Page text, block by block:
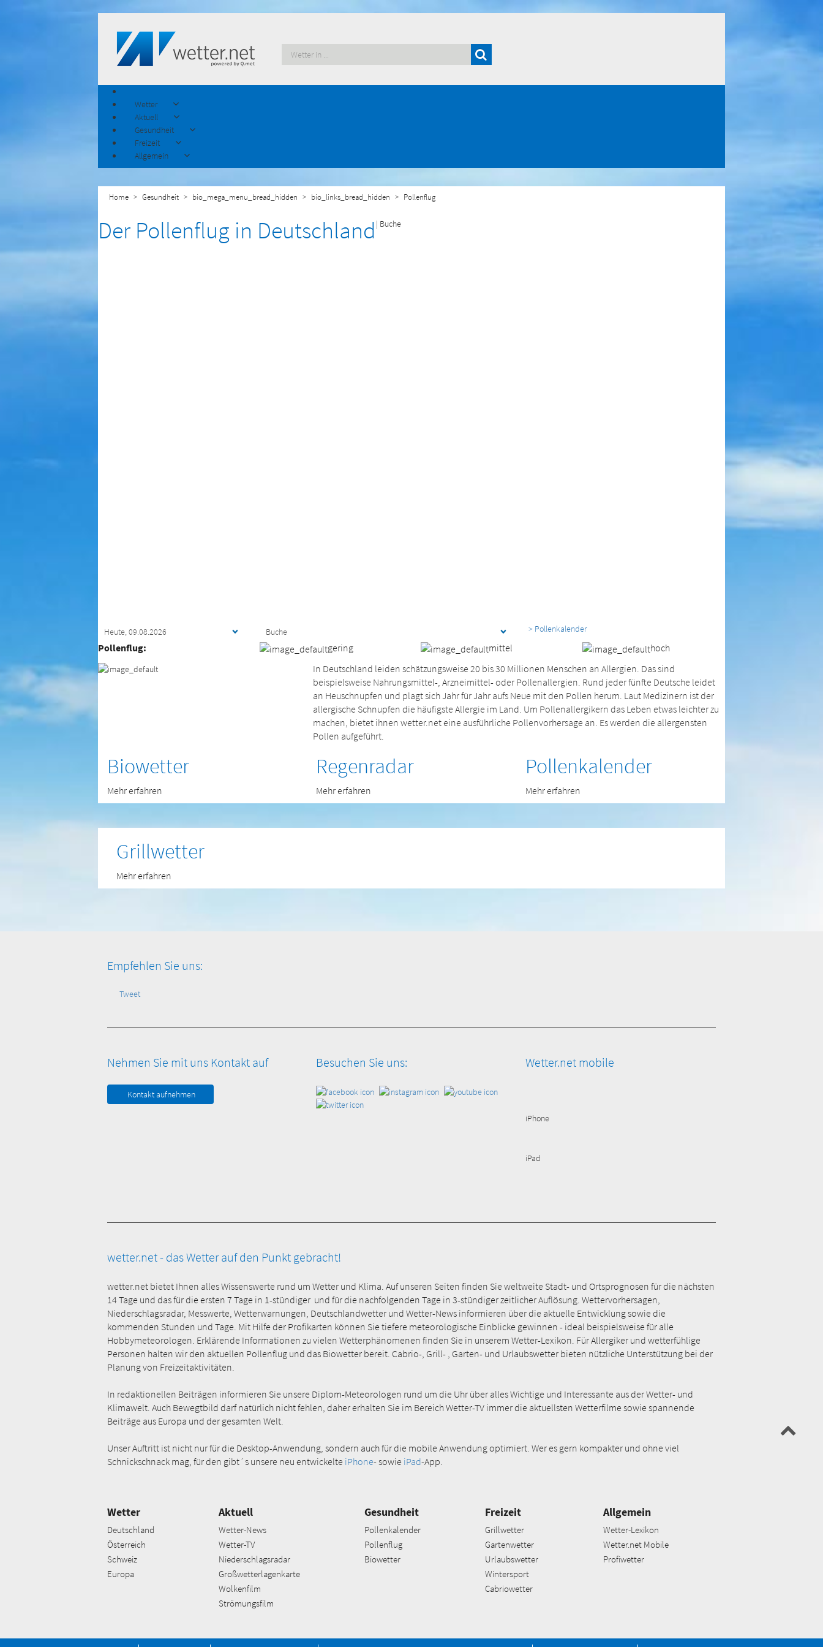
Wetter
Aktuell
Gesundheit
Freizeit
Allgemein
Home Gesundheit bio_mega_menu_bread_hidden bio_links_bread_hidden Pollenflug
Der Pollenflug in Deutschland | Buche
> Pollenkalender
Pollenflug: gering mittel
hoch
In Deutschland leiden schätzungsweise 20 bis 30 Millionen Menschen an Allergien. Das sind
beispielsweise Nahrungsmittel-, Arzneimittel- oder Pollenallergien. Rund jeder fünfte Deutsche leidet
an Heuschnupfen und plagt sich Jahr für Jahr aufs Neue mit den Pollen herum. Laut Medizinern ist der
allergische Schnupfen die häufigste Allergie im Land. Um Pollenallergikern das Leben etwas leichter zu
machen, bietet ihnen wetter.net eine ausführliche Pollenvorhersage an. Es werden die allergensten
Pollen aufgeführt.
Biowetter
Mehr erfahren
Regenradar
Mehr erfahren
Pollenkalender
Mehr erfahren
Grillwetter
Mehr erfahren
Empfehlen Sie uns:
Tweet
Nehmen Sie mit uns Kontakt auf
Kontakt aufnehmen
Besuchen Sie uns: Wetter.net mobile
iPhone
iPad
wetter.net - das Wetter auf den Punkt gebracht!
wetter.net bietet Ihnen alles Wissenswerte rund um Wetter und Klima. Auf unseren Seiten finden Sie weltweite Stadt- und Ortsprognosen für die nächsten
14 Tage und das für die ersten 7 Tage in 1-stündiger und für die nachfolgenden Tage in 3-stündiger zeitlicher Auflösung. Wettervorhersagen,
Niederschlagsradar, Messwerte, Wetterwarnungen, Deutschlandwetter und Wetter-News informieren über die aktuelle Entwicklung sowie die
kommenden Stunden und Tage. Mit Hilfe der Profikarten können Sie tiefere meteorologische Einblicke gewinnen - ideal beispielsweise für alle
Hobbymeteorologen. Erklärende Informationen zu vielen Wetterphänomenen finden Sie in unserem Wetter-Lexikon. Für Allergiker und wetterfühlige
Personen halten wir den aktuellen Pollenflug und das Biowetter bereit. Cabrio-, Grill- , Garten- und Urlaubswetter bieten nützliche Unterstützung bei der
Planung von Freizeitaktivitäten.
In redaktionellen Beiträgen informieren Sie unsere Diplom-Meteorologen rund um die Uhr über alles Wichtige und Interessante aus der Wetter- und
Klimawelt. Auch Bewegtbild darf natürlich nicht fehlen, daher erhalten Sie im Bereich Wetter-TV immer die aktuellsten Wetterfilme sowie spannende
Beiträge aus Europa und der gesamten Welt.
Unser Auftritt ist nicht nur für die Desktop-Anwendung, sondern auch für die mobile Anwendung optimiert. Wer es gern kompakter und ohne viel
Schnickschnack mag, für den gibt´s unsere neu entwickelte iPhone- sowie iPad-App.
Wetter
Deutschland
Österreich
Schweiz
Europa
Aktuell
Wetter-News
Wetter-TV
Niederschlagsradar
Großwetterlagenkarte
Wolkenfilm
Strömungsfilm
Gesundheit
Pollenkalender
Pollenflug
Biowetter
Freizeit
Grillwetter
Gartenwetter
Urlaubswetter
Wintersport
Cabriowetter
Allgemein
Wetter-Lexikon
Wetter.net Mobile
Profiwetter